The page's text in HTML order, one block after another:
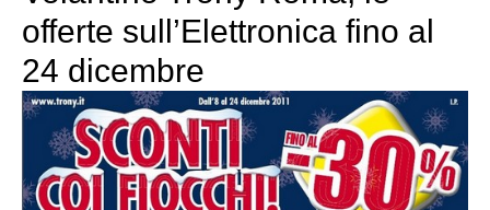
offerte sull’Elettronica fino al
24 dicembre